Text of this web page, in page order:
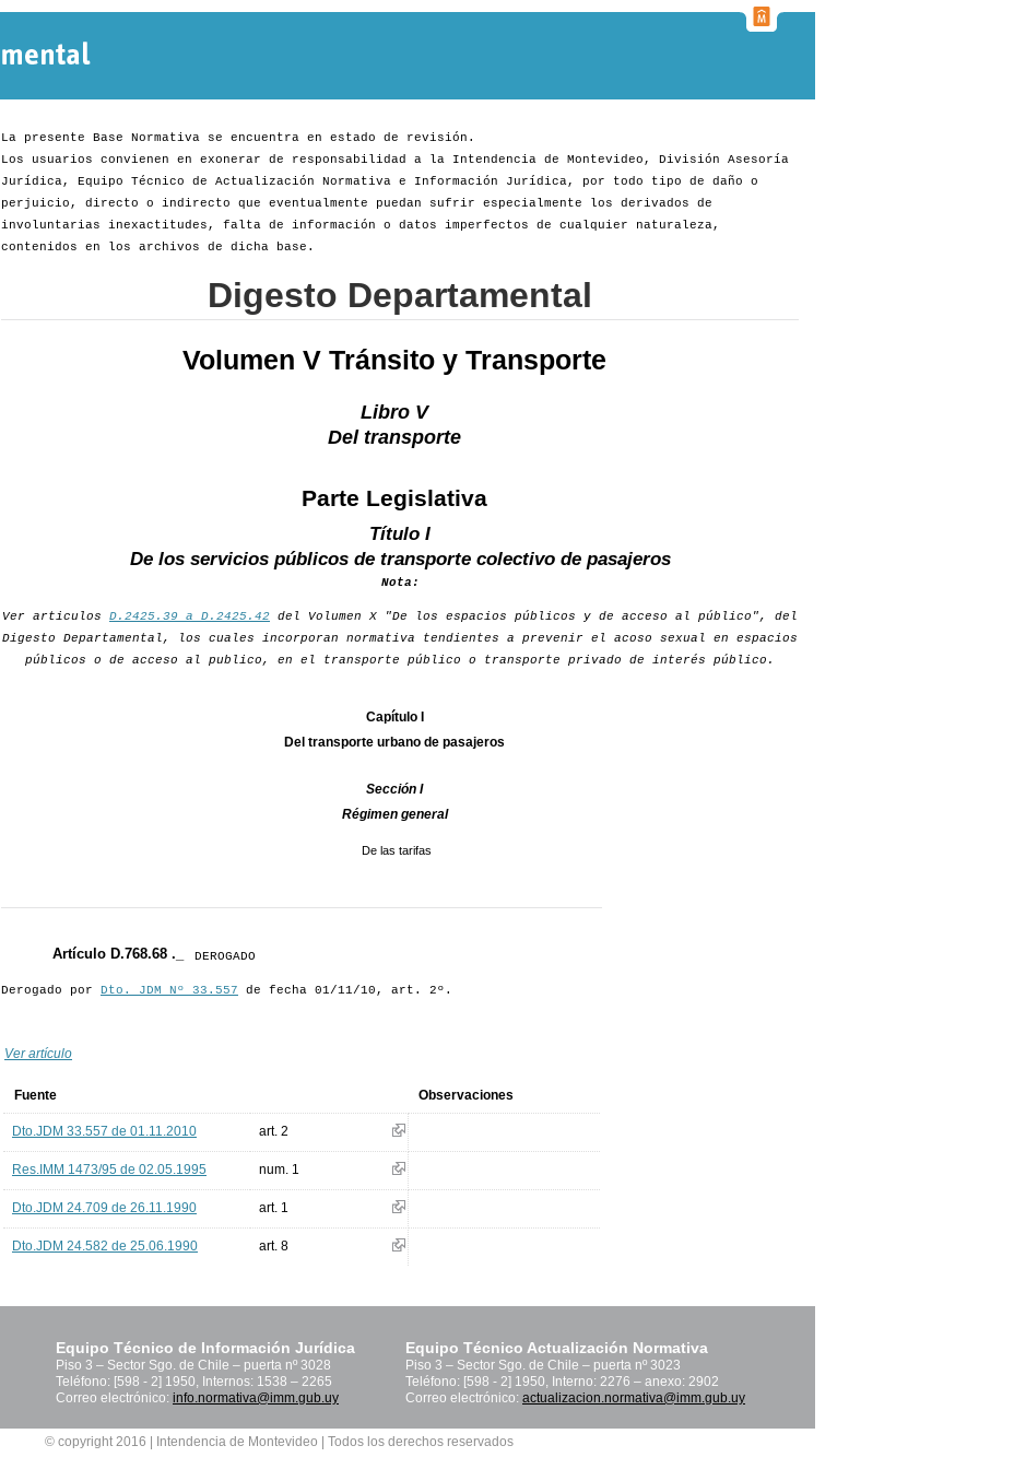
La presente Base Normativa se encuentra en estado de revisión.
Los usuarios convienen en exonerar de responsabilidad a la Intendencia de Montevideo, División Asesoría
Jurídica, Equipo Técnico de Actualización Normativa e Información Jurídica, por todo tipo de daño o
perjuicio, directo o indirecto que eventualmente puedan sufrir especialmente los derivados de
involuntarias inexactitudes, falta de información o datos imperfectos de cualquier naturaleza,
contenidos en los archivos de dicha base.
Digesto Departamental
Volumen V Tránsito y Transporte
Libro V
Del transporte
Parte Legislativa
Título I
De los servicios públicos de transporte colectivo de pasajeros
Nota:
Ver articulos D.2425.39 a D.2425.42 del Volumen X "De los espacios públicos y de acceso al público", del
Digesto Departamental, los cuales incorporan normativa tendientes a prevenir el acoso sexual en espacios
públicos o de acceso al publico, en el transporte público o transporte privado de interés público.
Capítulo I
Del transporte urbano de pasajeros
Sección I
Régimen general
De las tarifas
Artículo D.768.68 ._ DEROGADO
Derogado por Dto. JDM Nº 33.557 de fecha 01/11/10, art. 2º.
Ver artículo
Fuente Observaciones
Dto.JDM 33.557 de 01.11.2010 art. 2
Res.IMM 1473/95 de 02.05.1995 num. 1
Dto.JDM 24.709 de 26.11.1990 art. 1
Dto.JDM 24.582 de 25.06.1990 art. 8
Equipo Técnico Actualización Normativa
Piso 3 – Sector Sgo. de Chile – puerta nº 3023
Teléfono: [598 - 2] 1950, Interno: 2276 – anexo: 2902
Correo electrónico: actualizacion.normativa@imm.gub.uy
Equipo Técnico de Información Jurídica
Piso 3 – Sector Sgo. de Chile – puerta nº 3028
Teléfono: [598 - 2] 1950, Internos: 1538 – 2265
Correo electrónico: info.normativa@imm.gub.uy
© copyright 2016 | Intendencia de Montevideo | Todos los derechos reservados